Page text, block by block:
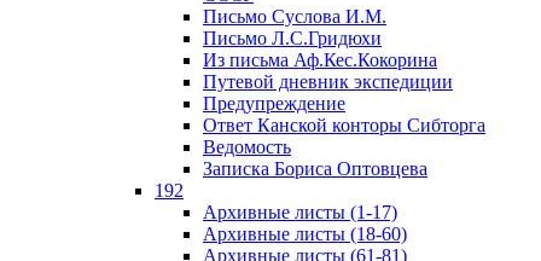
Письмо Суслова И.М.
Письмо Л.С.Гридюхи
Из письма Аф.Кес.Кокорина
Путевой дневник экспедиции
Предупреждение
Ответ Канской конторы Сибторга
Ведомость
Записка Бориса Оптовцева
192
Архивные листы (1-17)
Архивные листы (18-60)
Архивные листы (61-81)